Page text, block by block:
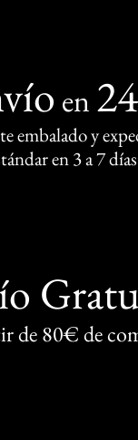
en
embalado y
en 3 a 7
de 80€ de